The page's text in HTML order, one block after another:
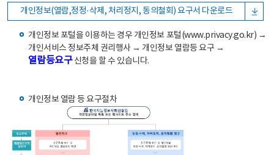
개인정보(열람,정정·삭제, 처리정지, 동의철회) 요구서 다운로드
개인정보 포털을 이용하는 경우 개인정보 포털(www.privacy.go.kr) →
개인서비스 정보주체 권리행사 → 개인정보 열람등 요구 →
열람등요구신청을 할 수 있습니다.
개인정보 열람 등 요구절차